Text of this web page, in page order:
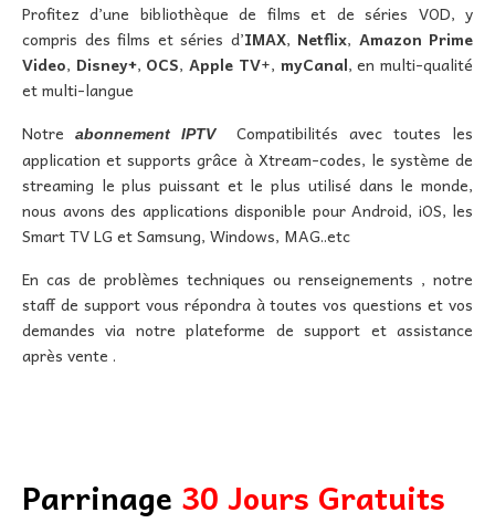
Profitez d’une bibliothèque de films et de séries VOD, y
compris des films et séries d’IMAX, Netflix, Amazon Prime
Video, Disney+, OCS,Apple TV+, myCanal, en multi-qualité
et multi-langue
Notre
abonnement IPTVCompatibilités avec toutes les
application et supports grâce à Xtream-codes, le système de
streaming le plus puissant et le plus utilisé dans le monde,
nous avons des applications disponible pour Android, iOS, les
Smart TV LG et Samsung, Windows, MAG..etc
En cas de problèmes techniques ou renseignements , notre
staff de support vous répondra à toutes vos questions et vos
demandes via notre plateforme de support et assistance
après vente .
Parrinage 30 Jours Gratuits